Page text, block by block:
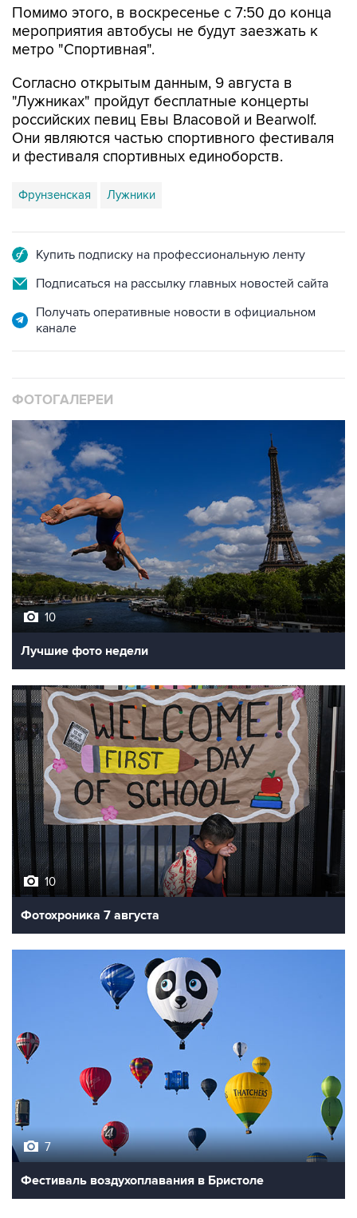
Помимо этого, в воскресенье с 7:50 до конца
мероприятия автобусы не будут заезжать к
метро "Спортивная".
Согласно открытым данным, 9 августа в
"Лужниках" пройдут бесплатные концерты
российских певиц Евы Власовой и Bearwolf.
Они являются частью спортивного фестиваля
и фестиваля спортивных единоборств.
Фрунзенская Лужники
Купить подписку на профессиональную ленту
Подписаться на рассылку главных новостей сайта
Получать оперативные новости в официальном
канале
ФОТОГАЛЕРЕИ
10
Лучшие фото недели
10
Фотохроника 7 августа
7
Фестиваль воздухоплавания в Бристоле